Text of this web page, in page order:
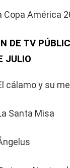
Copa América
DE TV
JULIO
cálamo y su
Santa Misa